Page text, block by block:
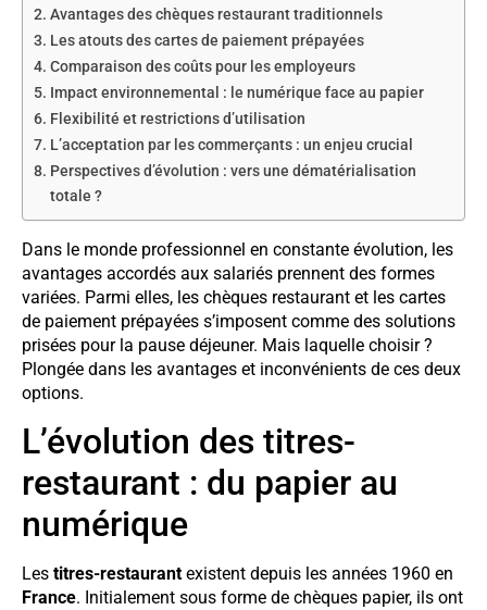
Avantages des chèques restaurant traditionnels
Les atouts des cartes de paiement prépayées
Comparaison des coûts pour les employeurs
Impact environnemental : le numérique face au papier
Flexibilité et restrictions d’utilisation
L’acceptation par les commerçants : un enjeu crucial
Perspectives d’évolution : vers une dématérialisation
totale ?
Dans le monde professionnel en constante évolution, les
avantages accordés aux salariés prennent des formes
variées. Parmi elles, les chèques restaurant et les cartes
de paiement prépayées s’imposent comme des solutions
prisées pour la pause déjeuner. Mais laquelle choisir ?
Plongée dans les avantages et inconvénients de ces deux
options.
L’évolution des titres-
restaurant : du papier au
numérique
Les titres-restaurant existent depuis les années 1960 en
France. Initialement sous forme de chèques papier, ils ont